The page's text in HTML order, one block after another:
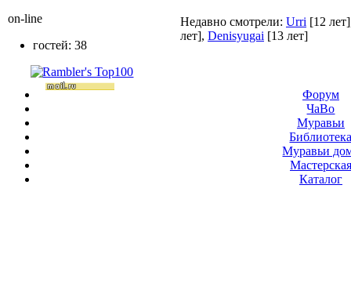
Недавно смотрели: Urri [12 лет]
лет], Denisyugai [13 лет]
on-line
гостей: 38
Форум
ЧаВо
Муравьи
Муравьи
Мастерская
Каталог